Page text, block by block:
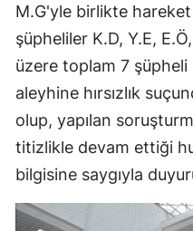
M.G'yle birlikte
şüpheliler K.D, Y.E,
üzere toplam 7 şüpheli
aleyhine hırsızlık
olup, yapılan
titizlikle devam ettiği
bilgisine saygıyla